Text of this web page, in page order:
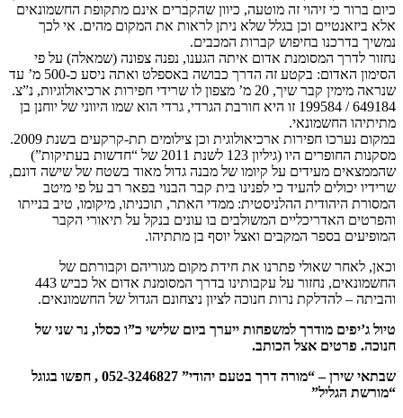
כיום ברור כי זיהוי זה מוטעה, כיוון שהקברים אינם מתקופת החשמונאים
אלא ביזאנטיים וכן בגלל שלא ניתן לראות את המקום מהים. אי לכך
נמשיך בדרכנו בחיפוש קברות המכבים.
נחזור לדרך המסומנת אדום איתה הגענו, נפנה צפונה (שמאלה) על פי
הסימון האדום: בקטע זה הדרך כבושה באספלט ואתה ניסע כ-500 מ’ עד
שנראה מימין קבר שיך, 20 מ’ מצפון לו שרידי חפירות ארכיאולוגיות, נ”צ.
649184 / 199584 זו היא חורבת הגרדי, גרדי הוא שמו היווני של יוחנן בן
מתיתיהו החשמונאי.
במקום נערכו חפירות ארכיאולוגית וכן צילומים תת-קרקעים בשנת 2009.
מסקנות החופרים היו (גיליון 123 לשנת 2011 של “חדשות בעתיקות”)
שהממצאים מעידים על קיומו של מבנה גדול מאוד בשטח של שישה דונם,
שרידיו יכולים להעיד כי לפנינו בית קבר הבנוי בפאר רב על פי מיטב
המסורת היהודית ההלניסטית: ממדי האתר, תוכניתו, מיקומו, טיב בנייתו
והפרטים האדריכליים המשולבים בו עונים בנקל על תיאורי הקבר
המופיעים בספר המקבים ואצל יוסף בן מתתיהו.
וכאן, לאחר שאולי פתרנו את חידת מקום מגוריהם וקבורתם של
החשמונאים, נחזור על עקבותינו בדרך המסומנת אדום אל כביש 443
והביתה – להדלקת נרות חנוכה לציון ניצחונם הגדול של החשמונאים.
טיול ג’יפים מודרך למשפחות ייערך ביום שלישי כ”ו כסלו, נר שני של
חנוכה. פרטים אצל הכותב.
שבתאי שירן – “מורה דרך בטעם יהודי” 052-3246827 , חפשו בגוגל
“מורשת הגליל”